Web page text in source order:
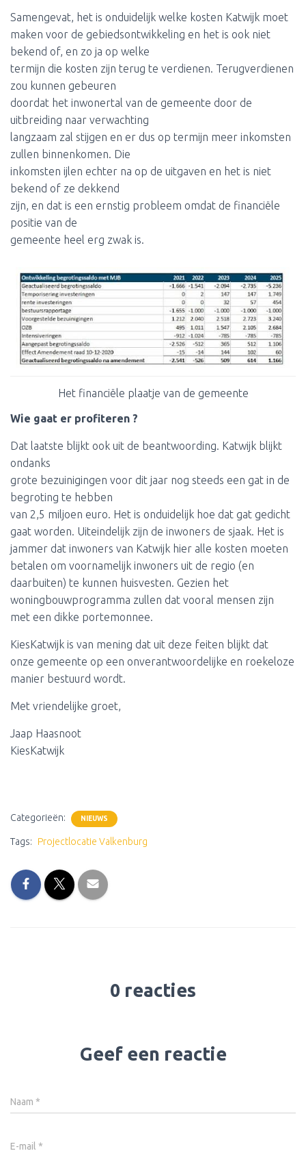
Samengevat, het is onduidelijk welke kosten Katwijk moet
maken voor de gebiedsontwikkeling en het is ook niet
bekend of, en zo ja op welke
termijn die kosten zijn terug te verdienen. Terugverdienen
zou kunnen gebeuren
doordat het inwonertal van de gemeente door de
uitbreiding naar verwachting
langzaam zal stijgen en er dus op termijn meer inkomsten
zullen binnenkomen. Die
inkomsten ijlen echter na op de uitgaven en het is niet
bekend of ze dekkend
zijn, en dat is een ernstig probleem omdat de financiële
positie van de
gemeente heel erg zwak is.
Het financiële plaatje van de gemeente
Wie gaat er profiteren ?
Dat laatste blijkt ook uit de beantwoording. Katwijk blijkt
ondanks
grote bezuinigingen voor dit jaar nog steeds een gat in de
begroting te hebben
van 2,5 miljoen euro. Het is onduidelijk hoe dat gat gedicht
gaat worden. Uiteindelijk zijn de inwoners de sjaak. Het is
jammer dat inwoners van Katwijk hier alle kosten moeten
betalen om voornamelijk inwoners uit de regio (en
daarbuiten) te kunnen huisvesten. Gezien het
woningbouwprogramma zullen dat vooral mensen zijn
met een dikke portemonnee.
KiesKatwijk is van mening dat uit deze feiten blijkt dat
onze gemeente op een onverantwoordelijke en roekeloze
manier bestuurd wordt.
Met vriendelijke groet,
Jaap Haasnoot
KiesKatwijk
Categorieën: NIEUWS
Tags: Projectlocatie Valkenburg
0 reacties
Geef een reactie
Naam *
E-mail *